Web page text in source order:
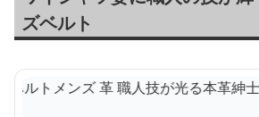
ズベルト